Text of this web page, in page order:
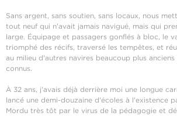
Sans argent, sans soutien, sans locaux, nous
tout neuf qui n'avait jamais navigué, mais qui
large. Équipage et passagers gonflés à bloc, le
triomphé des récifs, traversé les tempêtes, et
au milieu d'autres navires beaucoup plus
connus.
À 32 ans, j'avais déjà derrière moi une longue
lancé une demi-douzaine d'écoles à l'existence
Mordu très tôt par le virus de la pédagogie et